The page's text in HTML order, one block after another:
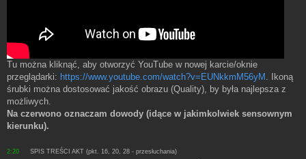
Tu można kliknąć, aby otworzyć YouTube w nowej karcie/oknie
przeglądarki: https://www.youtube.com/watch?v=EUNkkmM56yM . Ikoną
śrubki można dostosować jakość obrazu (Quality), by była najlepsza z
możliwych.
Na czerwono oznaczam dowody (idące w jakimkolwiek sensownym
kierunku).
2:20
SPIS TREŚCI AKT (pkt. 16, 20, 28 - przesłuchania)